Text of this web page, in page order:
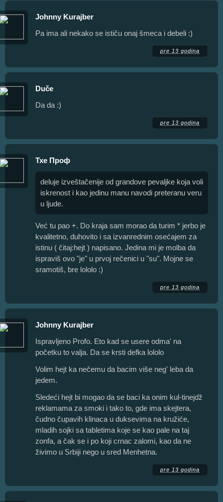
Johnny Kurajber
Pa ima ali nekako se ističu onaj šmeca i debeli :)
pre 13 godina
Duče
Da da :)
pre 13 godina
Тхе Проф
deluje izveštačenije od grandove pevaljke koja voli
iskrenost i kao jedinu manu navodi preteranu veru
u ljude.
Već tu pao +. Do kraja sam morao da turim * jerbo je
kvalitetno, duhovito i sa izvanrednim osećajem za
istinu ( čitaj:hejt ) napisano. Jedina mi je molba da
ispraviš ovo "je" u prvoj rečenici u "su". Mojne se
sramotiš, bre lololo :)
pre 13 godina
Johnny Kurajber
Ispravljeno Profo. Eto kad se usere odma' na
početku to valja. Da se krsti defka lololo
Volim hejt ka nečemu da bacim više neg' leba da
jedem.
Sledeći hejt bi mogao da se baci ka onim kul-tinejdž
reklamama za smoki i tako to, gde ima skejtera,
čudno čupavih klinaca u duksevima na kružiće,
mladih sojki sa tabletima koje se kao pale na taj
zonfa, a čak se i po koji crnac zalomi, kao da ne
živimo u Srbiji nego u sred Menhetna.
pre 13 godina